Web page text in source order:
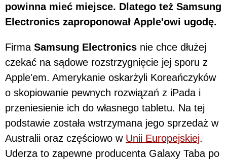
powinna mieć miejsce. Dlatego też Samsung
Electronics zaproponował Apple'owi ugodę.
Firma Samsung Electronics nie chce dłużej
czekać na sądowe rozstrzygnięcie jej sporu z
Apple'em. Amerykanie oskarżyli Koreańczyków
o skopiowanie pewnych rozwiązań z iPada i
przeniesienie ich do własnego tabletu. Na tej
podstawie została wstrzymana jego sprzedaż w
Australii oraz częściowo w Unii Europejskiej.
Uderza to zapewne producenta Galaxy Taba po